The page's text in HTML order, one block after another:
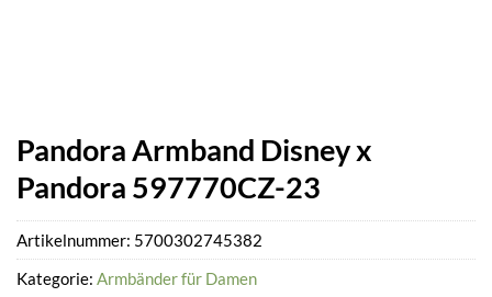
Pandora Armband Disney x
Pandora 597770CZ-23
Artikelnummer: 5700302745382
Kategorie: Armbänder für Damen